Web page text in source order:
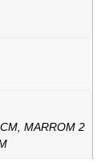
MARROM 2